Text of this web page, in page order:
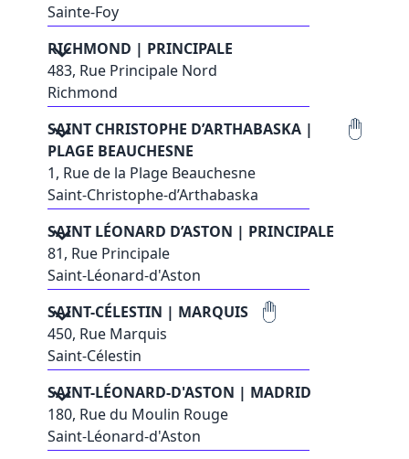
Sainte-Foy
RICHMOND | PRINCIPALE
483, Rue Principale Nord
Richmond
SAINT CHRISTOPHE D’ARTHABASKA |
PLAGE BEAUCHESNE
1, Rue de la Plage Beauchesne
Saint-Christophe-d’Arthabaska
SAINT LÉONARD D’ASTON | PRINCIPALE
81, Rue Principale
Saint-Léonard-d'Aston
SAINT-CÉLESTIN | MARQUIS
450, Rue Marquis
Saint-Célestin
SAINT-LÉONARD-D'ASTON | MADRID
180, Rue du Moulin Rouge
Saint-Léonard-d'Aston